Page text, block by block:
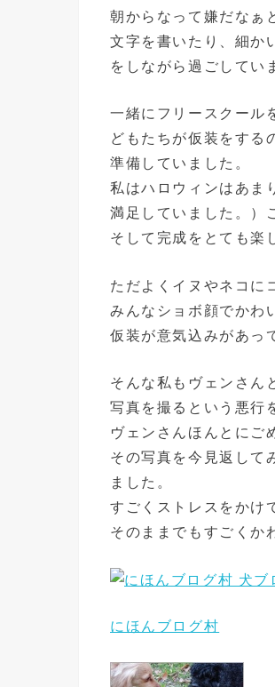
朝からなって嫌だなぁ
文字を書いたり、細か
をしながら過ごしてい
一緒にフリースクール
どもたちが仮装をする
準備していました。
私はハロウィンはあま
満足していました。）
そして完成をとても楽
ただよくイヌやネコに
みんなショボ顔でかわ
仮装が意気込みがあっ
そんな私もヴェンさん
写真を撮るという悪行
ヴェンさんほんとにご
その写真を今見返して
ました。
すごくストレスをかけ
そのままでもすごくか
にほんブログ村